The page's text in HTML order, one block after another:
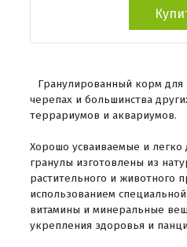
Гранулированный корм
черепах и большинства
террариумов и аквариумов.
Хорошо усваиваемые и
гранулы изготовлены из
растительного и животного
использованием
витамины и минеральные
укрепления здоровья и